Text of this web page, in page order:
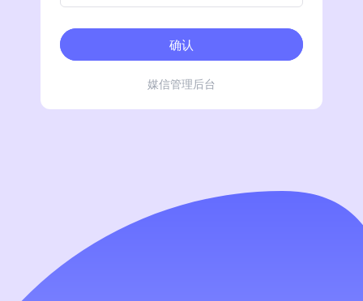
确认
媒信管理后台